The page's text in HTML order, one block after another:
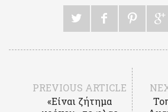
PREVIOUS ARTICLE
«Είναι ζήτημα